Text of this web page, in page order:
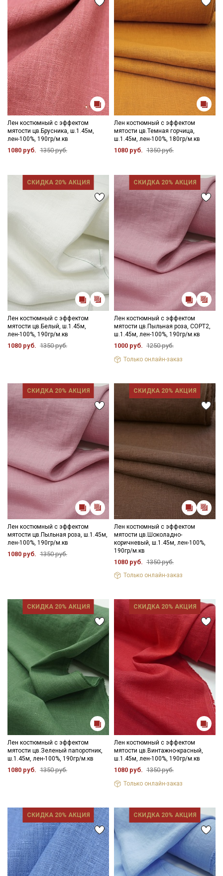
Лен костюмный с эффектом
мятости цв.Брусника, ш.1.45м,
лен-100%, 190гр/м.кв
1080 руб. 1350 руб.
Лен костюмный с эффектом
мятости цв.Темная горчица,
ш.1.45м, лен-100%, 180гр/м.кв
1080 руб. 1350 руб.
СКИДКА 20% АКЦИЯ
Лен костюмный с эффектом
мятости цв.Белый, ш.1.45м,
лен-100%, 190гр/м.кв
1080 руб. 1350 руб.
СКИДКА 20% АКЦИЯ
Лен костюмный с эффектом
мятости цв.Пыльная роза, СОРТ2,
ш.1.45м, лен-100%, 190гр/м.кв
1000 руб. 1250 руб.
Только онлайн-заказ
СКИДКА 20% АКЦИЯ
Лен костюмный с эффектом
мятости цв.Пыльная роза, ш.1.45м,
лен-100%, 190гр/м.кв
1080 руб. 1350 руб.
СКИДКА 20% АКЦИЯ
Лен костюмный с эффектом
мятости цв.Шоколадно-
коричневый, ш.1.45м, лен-100%,
190гр/м.кв
1080 руб. 1350 руб.
Только онлайн-заказ
СКИДКА 20% АКЦИЯ
Лен костюмный с эффектом
мятости цв.Зеленый папоротник,
ш.1.45м, лен-100%, 190гр/м.кв
1080 руб. 1350 руб.
СКИДКА 20% АКЦИЯ
Лен костюмный с эффектом
мятости цв.Винтажно-красный,
ш.1.45м, лен-100%, 190гр/м.кв
1080 руб. 1350 руб.
Только онлайн-заказ
СКИДКА 20% АКЦИЯ СКИДКА 20% АКЦИЯ
Секретная рассылка от Купава
Мы публикуем здесь дополнительные
промокоды и скидки до 30% на узкие
категории тканей
Электронная почта
Подписаться
Ознакомлен(а) сПолитикой обработки персональных
данныхи даю
Согласие на обработку персональных
данных
Согласие на получение рекламных и